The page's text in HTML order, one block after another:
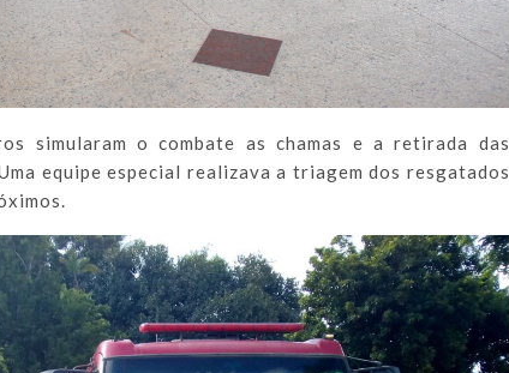
simularam o combate as chamas e a retirada das
equipe especial realizava a triagem dos resgatados